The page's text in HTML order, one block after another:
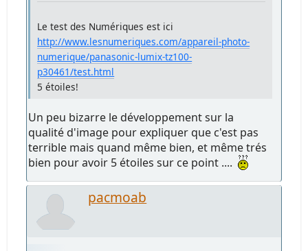
Le test des Numériques est ici
http://www.lesnumeriques.com/appareil-photo-
numerique/panasonic-lumix-tz100-
p30461/test.html
5 étoiles!
Un peu bizarre le développement sur la
qualité d'image pour expliquer que c'est pas
terrible mais quand même bien, et même trés
bien pour avoir 5 étoiles sur ce point ....
pacmoab